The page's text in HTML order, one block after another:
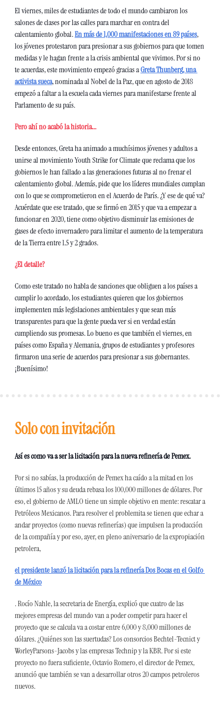
El viernes, miles de estudiantes de todo el mundo cambiaron los
salones de clases por las calles para marchar en contra del
calentamiento global. En más de 1,000 manifestaciones en 89 países,
los jóvenes protestaron para presionar a sus gobiernos para que tomen
medidas y le hagan frente a la crisis ambiental que vivimos. Por si no
te acuerdas, este movimiento empezó gracias a Greta Thunberg, una
activista sueca, nominada al Nobel de la Paz, que en agosto de 2018
empezó a faltar a la escuela cada viernes para manifestarse frente al
Parlamento de su país.
Pero ahí no acabó la historia...
Desde entonces, Greta ha animado a muchísimos jóvenes y adultos a
unirse al movimiento Youth Strike for Climate que reclama que los
gobiernos le han fallado a las generaciones futuras al no frenar el
calentamiento global. Además, pide que los líderes mundiales cumplan
con lo que se comprometieron en el Acuerdo de París. ¿Y ese de qué va?
Acuérdate que ese tratado, que se firmó en 2015 y que va a empezar a
funcionar en 2020, tiene como objetivo disminuir las emisiones de
gases de efecto invernadero para limitar el aumento de la temperatura
de la Tierra entre 1.5 y 2 grados.
¿El detalle?
Como este tratado no habla de sanciones que obliguen a los países a
cumplir lo acordado, los estudiantes quieren que los gobiernos
implementen más legislaciones ambientales y que sean más
transparentes para que la gente pueda ver si en verdad están
cumpliendo sus promesas. Lo bueno es que también el viernes, en
países como España y Alemania, grupos de estudiantes y profesores
firmaron una serie de acuerdos para presionar a sus gobernantes.
¡Buenísimo!
Solo con invitación
Así es como va a ser la licitación para la nueva refinería de Pemex.
Por si no sabías, la producción de Pemex ha caído a la mitad en los
últimos 15 años y su deuda rebasa los 100,000 millones de dólares. Por
eso, el gobierno de AMLO tiene un simple objetivo en mente: rescatar a
Petróleos Mexicanos. Para resolver el problemita se tienen que echar a
andar proyectos (como nuevas refinerías) que impulsen la producción
de la compañía y por eso, ayer, en pleno aniversario de la expropiación
petrolera,
el presidente lanzó la licitación para la refinería Dos Bocas en el Golfo
de México
. Rocío Nahle, la secretaria de Energía, explicó que cuatro de las
mejores empresas del mundo van a poder competir para hacer el
proyecto que se calcula va a costar entre 6,000 y 8,000 millones de
dólares. ¿Quiénes son las suertudas? Los consorcios Bechtel-Tecnict y
WorleyParsons-Jacobs y las empresas Technip y la KBR. Por si este
proyecto no fuera suficiente, Octavio Romero, el director de Pemex,
anunció que también se van a desarrollar otros 20 campos petroleros
nuevos.